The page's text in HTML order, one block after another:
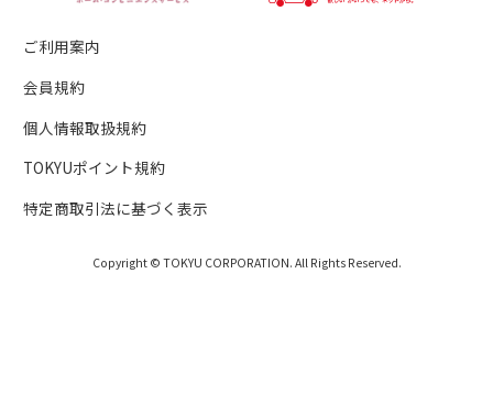
ご利用案内
会員規約
個人情報取扱規約
TOKYUポイント規約
特定商取引法に基づく表示
Copyright © TOKYU CORPORATION. All Rights Reserved.